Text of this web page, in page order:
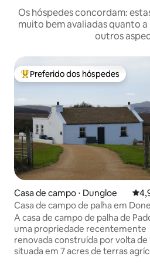
Os hóspedes concordam:
muito bem avaliadas quanto
outros
Entre os melhores preferidos dos
Preferido dos hóspedes
Casa de campo ⋅ Dungloe
Casa de campo de palha em
A casa de campo de palha de
uma propriedade recentemente
renovada construída por volta de
situada em 7 acres de terras